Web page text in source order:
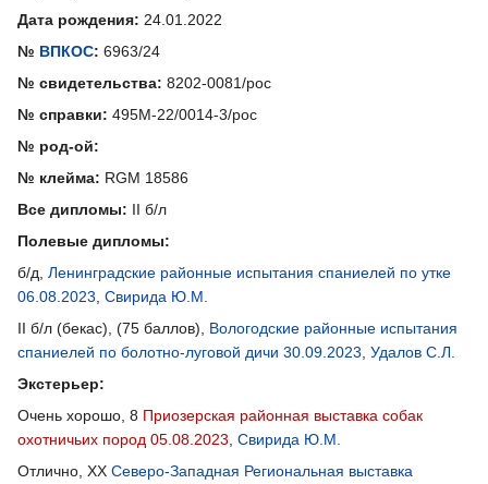
Дата рождения: 24.01.2022
№ ВПКОС: 6963/24
№ свидетельства: 8202-0081/рос
№ справки: 495М-22/0014-3/рос
№ род-ой:
№ клейма: RGM 18586
Все дипломы: II б/л
Полевые дипломы:
б/д, Ленинградские районные испытания спаниелей по утке
06.08.2023 Свирида Ю.М.
II б/л (бекас), (75 баллов), Вологодские районные испытания
спаниелей по болотно-луговой дичи 30.09.2023 Удалов С.Л.
Экстерьер:
Очень хорошо, 8 Приозерская районная выставка собак
охотничьих пород 05.08.2023 Свирида Ю.М.
Отлично, ХХ Северо-Западная Региональная выставка